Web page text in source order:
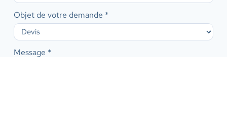
Objet de votre demande *
Message *